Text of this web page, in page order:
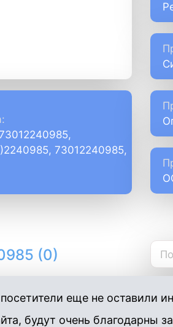
73012240985,
(0)
еще не оставили
будут очень благодарны